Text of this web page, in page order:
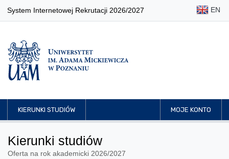
System Internetowej Rekrutacji 2026/2027 EN
KIERUNKI STUDIÓW MOJE KONTO
Kierunki studiów
Oferta na rok akademicki 2026/2027